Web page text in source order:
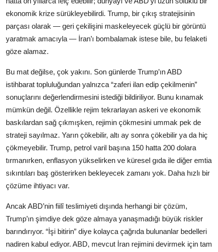
ekonomik krize sürükleyebilirdi. Trump, bir çıkış stratejisinin
parçası olarak — geri çekilişini maskeleyecek güçlü bir görüntü
yaratmak amacıyla — İran’ı bombalamak istese bile, bu felaketi
göze alamaz.
Bu mat değilse, çok yakını. Son günlerde Trump’ın ABD
istihbarat topluluğundan yalnızca “zaferi ilan edip çekilmenin”
sonuçlarını değerlendirmesini istediği bildiriliyor. Bunu kınamak
mümkün değil. Özellikle rejim tekrarlayan askeri ve ekonomik
baskılardan sağ çıkmışken, rejimin çökmesini ummak pek de
strateji sayılmaz. Yarın çökebilir, altı ay sonra çökebilir ya da hiç
çökmeyebilir. Trump, petrol varil başına 150 hatta 200 dolara
tırmanırken, enflasyon yükselirken ve küresel gıda ile diğer emtia
sıkıntıları baş gösterirken bekleyecek zamanı yok. Daha hızlı bir
çözüme ihtiyacı var.
Ancak ABD’nin fiilî teslimiyeti dışında herhangi bir çözüm,
Trump’ın şimdiye dek göze almaya yanaşmadığı büyük riskler
barındırıyor. “İşi bitirin” diye kolayca çağrıda bulunanlar bedelleri
nadiren kabul ediyor. ABD, mevcut İran rejimini devirmek için tam